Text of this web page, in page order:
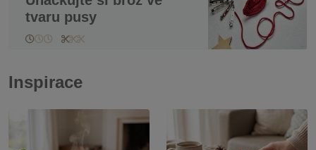
tvaru pusy
Inspirace